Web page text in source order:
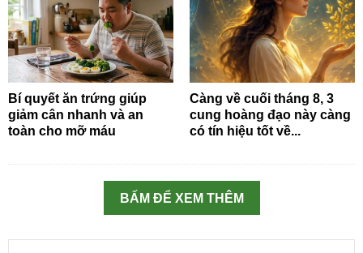
Bí quyết ăn trứng giúp
giảm cân nhanh và an
toàn cho mỡ máu
Càng về cuối tháng 8, 3
cung hoàng đạo này càng
có tín hiệu tốt về...
BẤM ĐỂ XEM THÊM